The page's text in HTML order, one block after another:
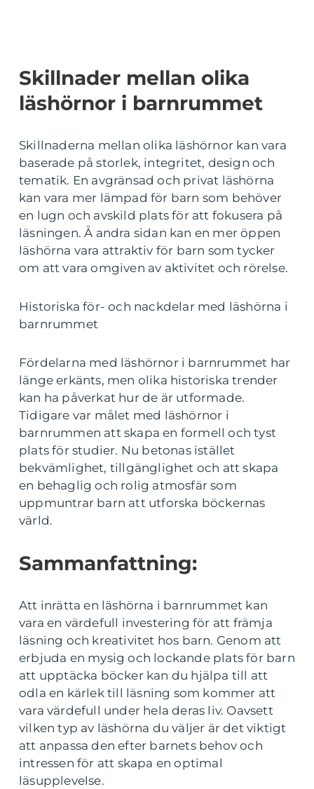
Skillnader mellan olika
läshörnor i barnrummet
Skillnaderna mellan olika läshörnor kan vara
baserade på storlek, integritet, design och
tematik. En avgränsad och privat läshörna
kan vara mer lämpad för barn som behöver
en lugn och avskild plats för att fokusera på
läsningen. Å andra sidan kan en mer öppen
läshörna vara attraktiv för barn som tycker
om att vara omgiven av aktivitet och rörelse.
Historiska för- och nackdelar med läshörna i
barnrummet
Fördelarna med läshörnor i barnrummet har
länge erkänts, men olika historiska trender
kan ha påverkat hur de är utformade.
Tidigare var målet med läshörnor i
barnrummen att skapa en formell och tyst
plats för studier. Nu betonas istället
bekvämlighet, tillgänglighet och att skapa
en behaglig och rolig atmosfär som
uppmuntrar barn att utforska böckernas
värld.
Sammanfattning:
Att inrätta en läshörna i barnrummet kan
vara en värdefull investering för att främja
läsning och kreativitet hos barn. Genom att
erbjuda en mysig och lockande plats för barn
att upptäcka böcker kan du hjälpa till att
odla en kärlek till läsning som kommer att
vara värdefull under hela deras liv. Oavsett
vilken typ av läshörna du väljer är det viktigt
att anpassa den efter barnets behov och
intressen för att skapa en optimal
läsupplevelse.